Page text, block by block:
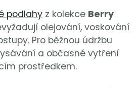
podlahy z kolekce Berry
olejování, voskování
Pro běžnou údržbu
a občasné vytření
prostředkem.